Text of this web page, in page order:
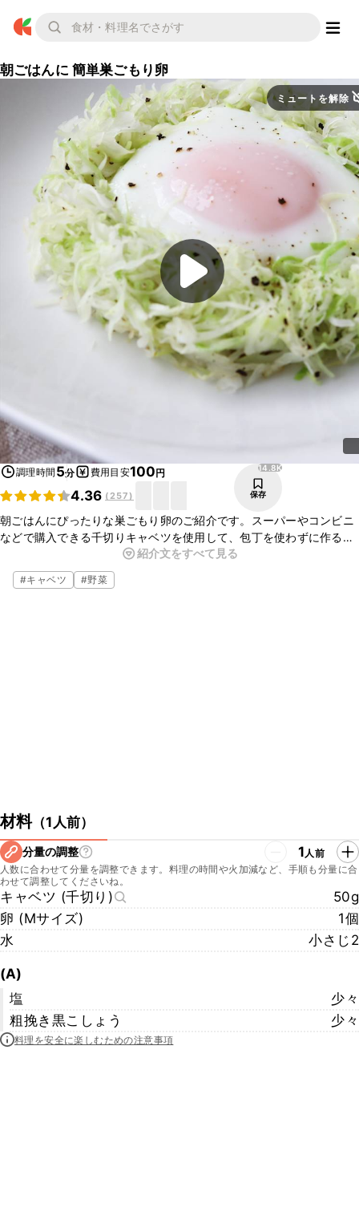
朝ごはんに 簡単巣ごもり卵
ミュートを解除
調理時間 5分 費用目安100円
4.36 (257)
14.8K
保存
朝ごはんにぴったりな巣ごもり卵のご紹介です。スーパーやコンビニ
などで購入できる千切りキャベツを使用して、包丁を使わずに作るこ
とができますよ。お好みでケチャップやソース、しょうゆをかけても
おいしいので、ぜひお試しくださいね。
紹介文をすべて見る
#キャベツ #野菜
材料（1人前）
分量の調整 1人前
人数に合わせて分量を調整できます。料理の時間や火加減など、手順も分量に合
わせて調整してくださいね。
キャベツ (千切り)
50g
卵 (Mサイズ)
1個
水
小さじ2
(A)
塩
少々
粗挽き黒こしょう
少々
料理を安全に楽しむための注意事項